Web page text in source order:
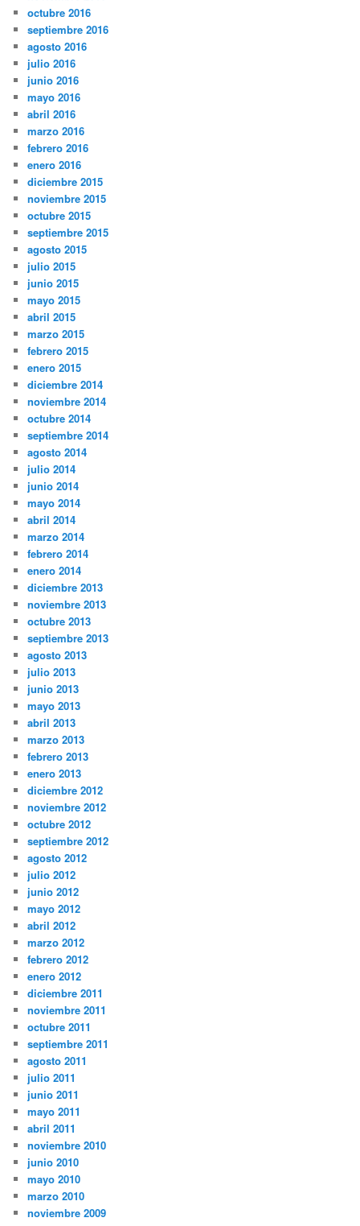
octubre 2016
septiembre 2016
agosto 2016
julio 2016
junio 2016
mayo 2016
abril 2016
marzo 2016
febrero 2016
enero 2016
diciembre 2015
noviembre 2015
octubre 2015
septiembre 2015
agosto 2015
julio 2015
junio 2015
mayo 2015
abril 2015
marzo 2015
febrero 2015
enero 2015
diciembre 2014
noviembre 2014
octubre 2014
septiembre 2014
agosto 2014
julio 2014
junio 2014
mayo 2014
abril 2014
marzo 2014
febrero 2014
enero 2014
diciembre 2013
noviembre 2013
octubre 2013
septiembre 2013
agosto 2013
julio 2013
junio 2013
mayo 2013
abril 2013
marzo 2013
febrero 2013
enero 2013
diciembre 2012
noviembre 2012
octubre 2012
septiembre 2012
agosto 2012
julio 2012
junio 2012
mayo 2012
abril 2012
marzo 2012
febrero 2012
enero 2012
diciembre 2011
noviembre 2011
octubre 2011
septiembre 2011
agosto 2011
julio 2011
junio 2011
mayo 2011
abril 2011
noviembre 2010
junio 2010
mayo 2010
marzo 2010
noviembre 2009